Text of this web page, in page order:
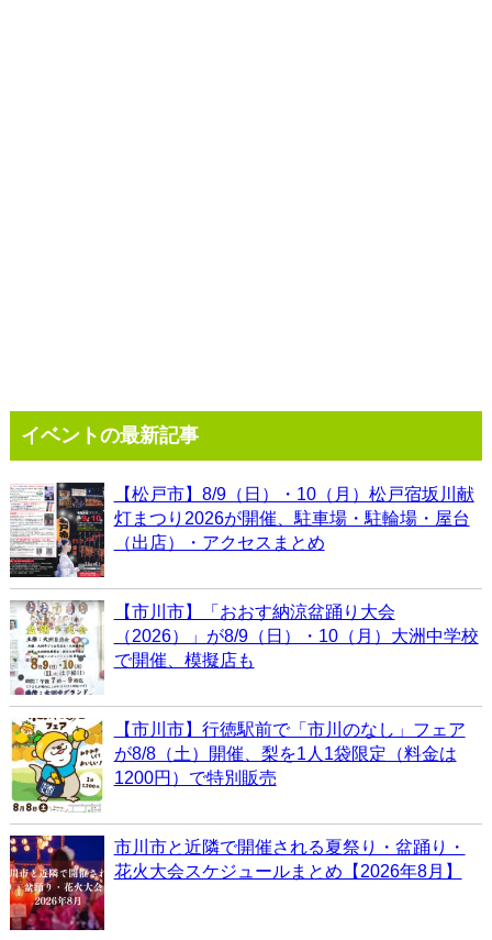
イベントの最新記事
【松戸市】8/9（日）・10（月）松戸宿坂川献
灯まつり2026が開催、駐車場・駐輪場・屋台
（出店）・アクセスまとめ
【市川市】「おおす納涼盆踊り大会
（2026）」が8/9（日）・10（月）大洲中学校
で開催、模擬店も
【市川市】行徳駅前で「市川のなし」フェア
が8/8（土）開催、梨を1人1袋限定（料金は
1200円）で特別販売
市川市と近隣で開催される夏祭り・盆踊り・
花火大会スケジュールまとめ【2026年8月】